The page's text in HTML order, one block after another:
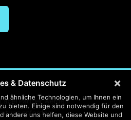
© 2026AI Forge
Partner werden
anfordern
& Datenschutz
ähnliche Technologien, um Ihnen ein
bieten. Einige sind notwendig für den
andere uns helfen, diese Website und
×